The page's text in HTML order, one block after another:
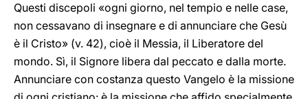
Questi discepoli «ogni giorno, nel tempio e nelle case,
non cessavano di insegnare e di annunciare che Gesù
è il Cristo» (v. 42), cioè il Messia, il Liberatore del
mondo. Sì, il Signore libera dal peccato e dalla morte.
Annunciare con costanza questo Vangelo è la missione